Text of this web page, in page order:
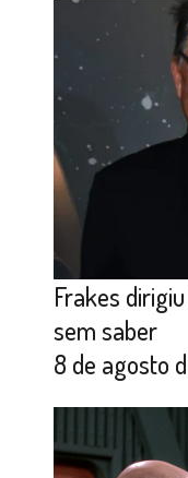
Frakes
sem saber
8 de agosto